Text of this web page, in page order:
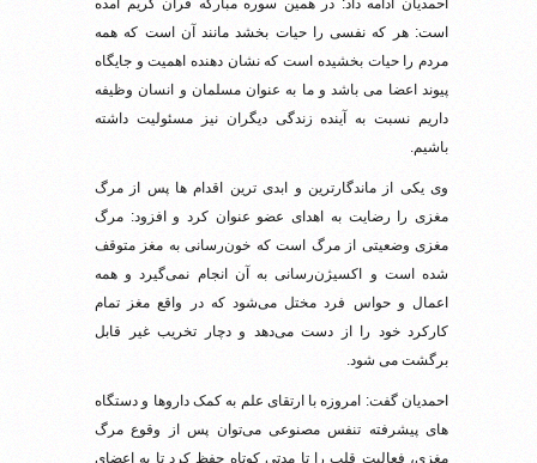
احمدیان ادامه داد: در همین سوره مبارکه قرآن کریم آمده
است: هر که نفسی را حیات بخشد مانند آن است که همه
مردم را حیات بخشیده است که نشان دهنده اهمیت و جایگاه
پیوند اعضا می باشد و ما به عنوان مسلمان و انسان وظیفه
داریم نسبت به آینده زندگی دیگران نیز مسئولیت داشته
باشیم.
وی یکی از ماندگارترین و ابدی ترین اقدام ها پس از مرگ
مغزی را رضایت به اهدای عضو عنوان کرد و افزود: مرگ
مغزی وضعیتی از مرگ است که خون‌رسانی به مغز متوقف
شده است و اکسیژن‌رسانی به آن انجام نمی‌گیرد و همه‌
اعمال و حواس فرد مختل می‌شود که در واقع مغز تمام
کارکرد خود را از دست می‌دهد و دچار تخریب غیر قابل‌
برگشت می‌ شود.
احمدیان گفت: امروزه با ارتقای علم به کمک داروها و دستگاه
‎های پیشرفته‌ تنفس مصنوعی می‌توان پس از وقوع مرگ
مغزی، فعالیت قلب را تا مدتی کوتاه حفظ کرد تا به اعضای